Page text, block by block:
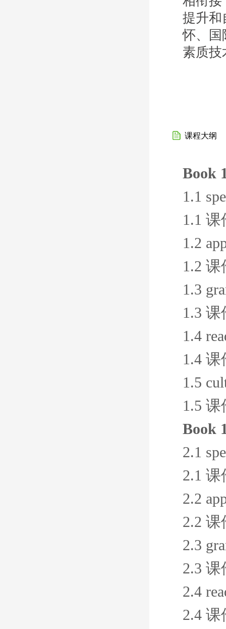
提升和
怀、国
素质技
课程大纲
Book
1.1
1.1 课
1.2
1.2 课
1.3
1.3 课
1.4
1.4 课
1.5
1.5 课
Book
2.1
2.1 课
2.2
2.2 课
2.3
2.3 课
2.4
2.4 课